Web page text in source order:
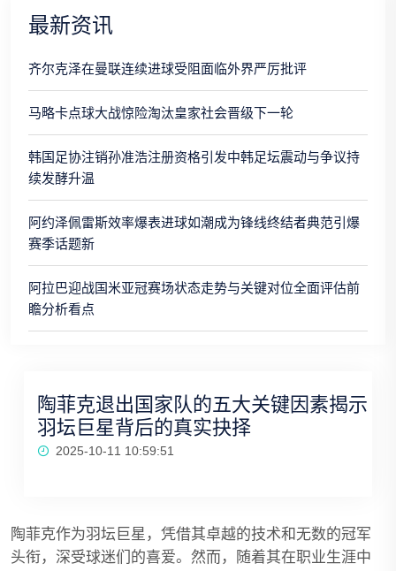
最新资讯
齐尔克泽在曼联连续进球受阻面临外界严厉批评
马略卡点球大战惊险淘汰皇家社会晋级下一轮
韩国足协注销孙准浩注册资格引发中韩足坛震动与争议持
续发酵升温
阿约泽佩雷斯效率爆表进球如潮成为锋线终结者典范引爆
赛季话题新
阿拉巴迎战国米亚冠赛场状态走势与关键对位全面评估前
瞻分析看点
陶菲克退出国家队的五大关键因素揭示
羽坛巨星背后的真实抉择
2025-10-11 10:59:51
陶菲克作为羽坛巨星，凭借其卓越的技术和无数的冠军
头衔，深受球迷们的喜爱。然而，随着其在职业生涯中